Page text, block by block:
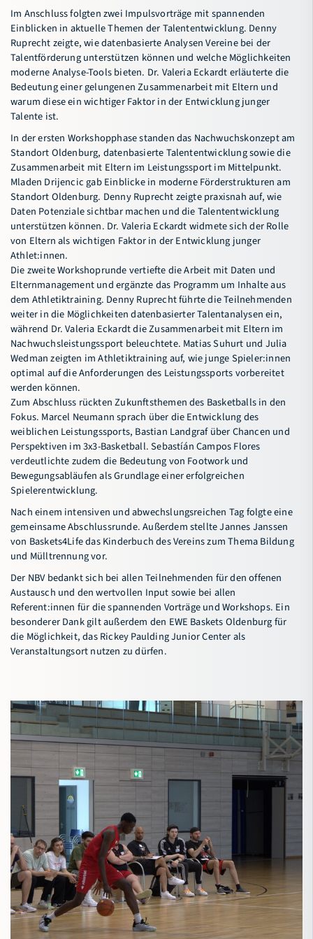
Im Anschluss folgten zwei Impulsvorträge mit spannenden
Einblicken in aktuelle Themen der Talententwicklung. Denny
Ruprecht zeigte, wie datenbasierte Analysen Vereine bei der
Talentförderung unterstützen können und welche Möglichkeiten
moderne Analyse-Tools bieten. Dr. Valeria Eckardt erläuterte die
Bedeutung einer gelungenen Zusammenarbeit mit Eltern und
warum diese ein wichtiger Faktor in der Entwicklung junger
Talente ist.
In der ersten Workshopphase standen das Nachwuchskonzept am
Standort Oldenburg, datenbasierte Talententwicklung sowie die
Zusammenarbeit mit Eltern im Leistungssport im Mittelpunkt.
Mladen Drijencic gab Einblicke in moderne Förderstrukturen am
Standort Oldenburg. Denny Ruprecht zeigte praxisnah auf, wie
Daten Potenziale sichtbar machen und die Talententwicklung
unterstützen können. Dr. Valeria Eckardt widmete sich der Rolle
von Eltern als wichtigen Faktor in der Entwicklung junger
Athlet:innen.
Die zweite Workshoprunde vertiefte die Arbeit mit Daten und
Elternmanagement und ergänzte das Programm um Inhalte aus
dem Athletiktraining. Denny Ruprecht führte die Teilnehmenden
weiter in die Möglichkeiten datenbasierter Talentanalysen ein,
während Dr. Valeria Eckardt die Zusammenarbeit mit Eltern im
Nachwuchsleistungssport beleuchtete. Matias Suhurt und Julia
Wedman zeigten im Athletiktraining auf, wie junge Spieler:innen
optimal auf die Anforderungen des Leistungssports vorbereitet
werden können.
Zum Abschluss rückten Zukunftsthemen des Basketballs in den
Fokus. Marcel Neumann sprach über die Entwicklung des
weiblichen Leistungssports, Bastian Landgraf über Chancen und
Perspektiven im 3x3-Basketball. Sebastíán Campos Flores
verdeutlichte zudem die Bedeutung von Footwork und
Bewegungsabläufen als Grundlage einer erfolgreichen
Spielerentwicklung.
Nach einem intensiven und abwechslungsreichen Tag folgte eine
gemeinsame Abschlussrunde. Außerdem stellte Jannes Janssen
von Baskets4Life das Kinderbuch des Vereins zum Thema Bildung
und Mülltrennung vor.
Der NBV bedankt sich bei allen Teilnehmenden für den offenen
Austausch und den wertvollen Input sowie bei allen
Referent:innen für die spannenden Vorträge und Workshops. Ein
besonderer Dank gilt außerdem den EWE Baskets Oldenburg für
die Möglichkeit, das Rickey Paulding Junior Center als
Veranstaltungsort nutzen zu dürfen.